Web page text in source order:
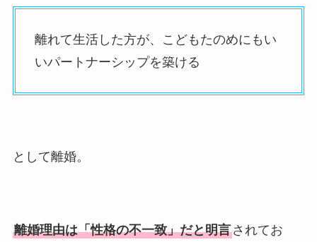
離れて生活した方が、こどもたのめにもい
いパートナーシップを築ける
として離婚。
離婚理由は「性格の不一致」だと明言されてお